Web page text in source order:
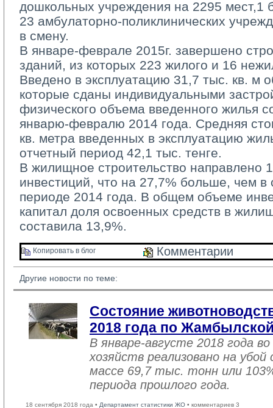
дошкольных учреждения на 2295 мест,1
23 амбулаторно-поликлинических
в смену.
В январе-феврале 2015г. завершено
зданий, из которых 223 жилого и 16
Введено в эксплуатацию 31,7 тыс. кв. м
которые сданы индивидуальными
физического объема введенного жилья
январю-февралю 2014 года. Средняя
кв. метра введенных в эксплуатацию
отчетный период 42,1 тыс. тенге.
В жилищное строительство направлено
инвестиций, что на 27,7% больше, чем в
периоде 2014 года. В общем объеме
капитал доля освоенных средств в
составила 13,9%.
Копировать в блог Комментарии
Другие новости по теме:
Состояние
2018 года по
В январе-августе 2018 года
хозяйств реализовано на
массе 69,7 тыс. тонн или
периода прошлого года.
18 сентября 2018 года • Департамент статистики ЖО • комментариев 3